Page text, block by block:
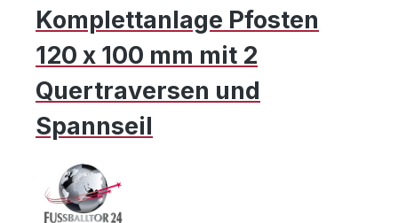
Komplettanlage Pfosten
120 x 100 mm mit 2
Quertraversen und
Spannseil